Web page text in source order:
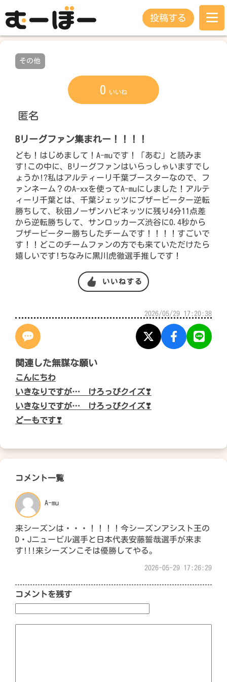
投稿する
その他
0 いいね
匿名
Bリーグファン集まれー！！！！
ども！はじめまして！A-muです！「あむ」と読みま
す!この中に、Bリーグファンはいらっしゃいますでし
ょうか!?私はアルティーリ千葉ブースターなので、フ
ァンネーム？のA-xxを使ってA-muにしました！アルテ
ィーリ千葉とは、千葉ジェッツにブザービーター逆転
勝ちして、秋田ノーザンハピネッツに残り4分11点差
から逆転勝ちして、サンロッカーズ渋谷に0.4秒から
ブザービーター勝ちしたチームです！！！！すごいで
す！！どこのチームファンの方でも来ていただけたら
嬉しいです!ちなみに黒川虎徹選手推しです！
いいねする
2026/05/29 17:20:38
関連した無謀な願い
こんにちわ
いきなりですが… けろっぴクイズ❣
いきなりですが… けろっぴクイズ❣
どーもです❣
コメント一覧
A-mu
来シーズンは・・・！！！！今シーズンアシスト王の
D・Jニュービル選手と日本代表安藤誓哉選手が来ま
す!!!来シーズンこそは優勝してやる。
2026-05-29 17:26:29
コメントを残す